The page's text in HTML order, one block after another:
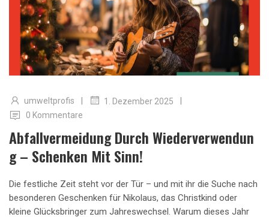
umweltprofis | 1. Dezember 2025 |
0 Kommentare
Abfallvermeidung Durch Wiederverwendun
G – Schenken Mit Sinn!
Die festliche Zeit steht vor der Tür – und mit ihr die Suche nach
besonderen Geschenken für Nikolaus, das Christkind oder
kleine Glücksbringer zum Jahreswechsel. Warum dieses Jahr